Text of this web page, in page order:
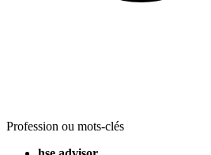
Profession ou mots-clés